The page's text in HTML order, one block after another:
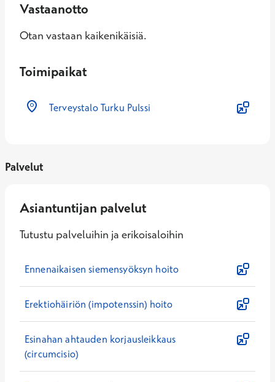
Vastaanotto
Otan vastaan kaikenikäisiä.
Toimipaikat
Terveystalo Turku Pulssi
Palvelut
Asiantuntijan palvelut
Tutustu palveluihin ja erikoisaloihin
Ennenaikaisen siemensyöksyn hoito
Erektiohäiriön (impotenssin) hoito
Esinahan ahtauden korjausleikkaus
(circumcisio)